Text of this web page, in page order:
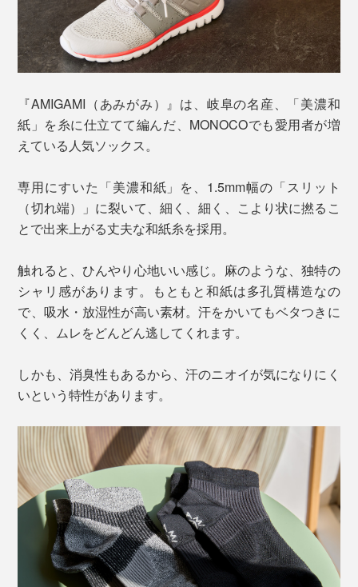
『AMIGAMI（あみがみ）』は、岐阜の名産、「美濃和
紙」を糸に仕立てて編んだ、MONOCOでも愛用者が増
えている人気ソックス。
専用にすいた「美濃和紙」を、1.5mm幅の「スリット
（切れ端）」に裂いて、細く、細く、こより状に撚るこ
とで出来上がる丈夫な和紙糸を採用。
触れると、ひんやり心地いい感じ。麻のような、独特の
シャリ感があります。もともと和紙は多孔質構造なの
で、吸水・放湿性が高い素材。汗をかいてもベタつきに
くく、ムレをどんどん逃してくれます。
しかも、消臭性もあるから、汗のニオイが気になりにく
いという特性があります。